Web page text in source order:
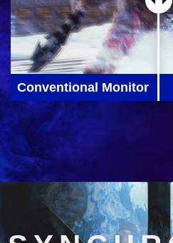
Conventional Monitor